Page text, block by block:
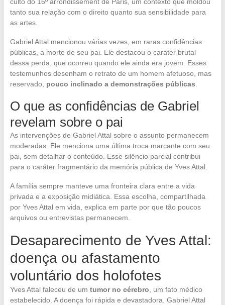
tanto sua relação com o direito quanto sua sensibilidade para
as artes.
Gabriel Attal mencionou várias vezes, em raras confidências
públicas, a morte de seu pai. Ele destacou o caráter brutal
dessa perda, que ocorreu quando ele ainda era jovem. Esses
testemunhos desenham o retrato de um homem afetuoso, mas
reservado, pouco inclinado a demonstrações públicas
O que as confidências de Gabriel
revelam sobre o pai
As intervenções de Gabriel Attal sobre o assunto permanecem
moderadas. Ele menciona uma última troca marcante com seu
pai, sem detalhar o conteúdo. Esse silêncio parcial contribui
para o caráter fragmentário da memória pública de Yves Attal.
A família sempre manteve uma fronteira clara entre a vida
privada e a exposição midiática. Essa escolha, compartilhada
por Yves Attal em vida, explica em parte por que tão poucos
arquivos ou entrevistas permanecem.
Desaparecimento de Yves Attal:
doença ou afastamento
voluntário dos holofotes
Yves Attal faleceu de um tumor no cérebro , um fato médico
estabelecido. A doença foi rápida e devastadora. Gabriel Attal